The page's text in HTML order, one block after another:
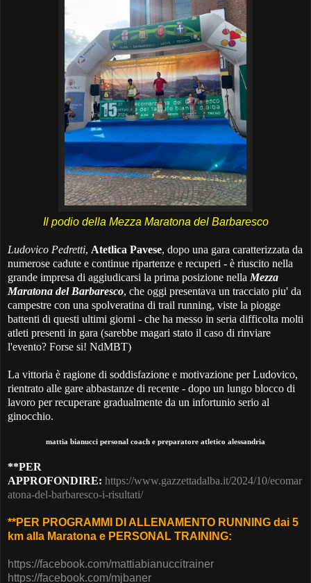
Il podio della Mezza Maratona del Barbaresco
Ludovico Pedretti, Atetlica Pavese, dopo una gara caratterizzata da
numerose cadute e continue ripartenze e recuperi - è riuscito nella
grande impresa di aggiudicarsi la prima posizione nella Mezza
Maratona del Barbaresco, che oggi presentava un tracciato piu' da
campestre con una spolveratina di trail running, viste la piogge
battenti di questi ultimi giorni - che ha messo in seria difficolta molti
atleti presenti in gara (sarebbe magari stato il caso di rinviare
l'evento? Forse si! NdMBT)
La vittoria è ragione di soddisfazione e motivazione per Ludovico,
rientrato alle gare abbastanze di recente - dopo un lungo blocco di
lavoro per recuperare gradualmente da un infortunio serio al
ginocchio.
mattia bianucci personal coach e preparatore atletico alessandria
**PER
APPROFONDIRE: https://www.gazzettadalba.it/2024/10/ecomar
atona-del-barbaresco-i-risultati/
**PER PROGRAMMI DI ALLENAMENTO RUNNING dai 5
km alla Maratona e PERSONAL TRAINING:
https://facebook.com/mattiabianuccitrainer
https://facebook.com/mjbaner